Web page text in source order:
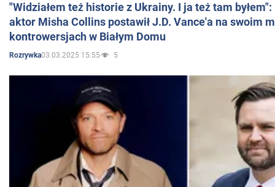
"Widziałem też historie z Ukrainy. I ja też tam
aktor Misha Collins postawił J.D. Vance'a na swoim
kontrowersjach w Białym Domu
Rozrywka03.03.2025 15:55 5